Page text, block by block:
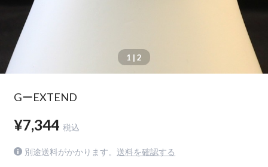
1 | 2
GーEXTEND
¥7,344 税込
別途送料がかかります。 送料を確認する